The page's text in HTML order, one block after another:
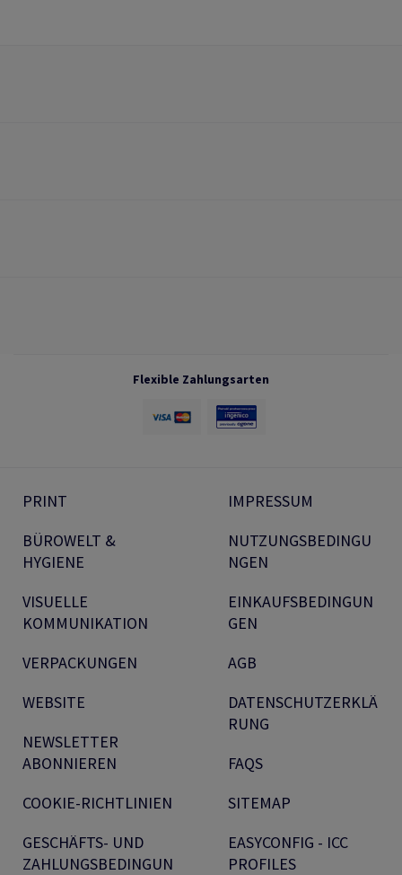
Flexible Zahlungsarten
PRINT
BÜROWELT &
HYGIENE
VISUELLE
KOMMUNIKATION
VERPACKUNGEN
WEBSITE
NEWSLETTER
ABONNIEREN
COOKIE-RICHTLINIEN
GESCHÄFTS- UND
ZAHLUNGSBEDINGUN
IMPRESSUM
NUTZUNGSBEDINGU
NGEN
EINKAUFSBEDINGUN
GEN
AGB
DATENSCHUTZERKLÄ
RUNG
FAQS
SITEMAP
EASYCONFIG - ICC
PROFILES